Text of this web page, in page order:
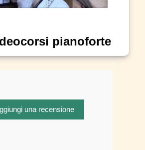
pianoforte
una recensione